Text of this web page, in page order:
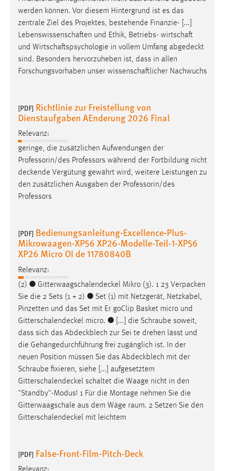
werden können. Vor diesem Hintergrund ist es das
zentrale Ziel des Projektes, bestehende Finanzie- [...]
Lebenswissenschaften und Ethik, Betriebs- wirtschaft
und Wirtschaftspsychologie in vollem Umfang abgedeckt
sind. Besonders hervorzuheben ist, dass in allen
Forschungsvorhaben unser wissenschaftlicher Nachwuchs
[PDF] Richtlinie zur Freistellung von
Dienstaufgaben AEnderung 2026 Final
Relevanz:
geringe, die zusätzlichen Aufwendungen der
Professorin/des Professors während der Fortbildung nicht
deckende Vergütung gewährt wird, weitere Leistungen zu
den zusätzlichen Ausgaben der Professorin/des
Professors
[PDF] Bedienungsanleitung-Excellence-Plus-
Mikrowaagen-XP56 XP26-Modelle-Teil-1-XP56
XP26 Micro OI de 11780840B
Relevanz:
(2) ● Gitterwaagschalendeckel Mikro (3). 1 23 Verpacken
Sie die 2 Sets (1 + 2) ● Set (1) mit Netzgerät, Netzkabel,
Pinzetten und das Set mit Er­ goClip Basket micro und
Gitterschalendeckel micro. ● [...] die Schraube soweit,
dass sich das Abdeckblech zur Sei­ te drehen lässt und
die Gehängedurchführung frei zugänglich ist. In der
neuen Position müssen Sie das Abdeckblech mit der
Schraube fixieren, siehe [...] aufgesetztem
Gitterschalendeckel schaltet die Waage nicht in den
"Standby"-Modus! 1 Für die Montage nehmen Sie die
Gitterwaagschale aus dem Wäge­ raum. 2 Setzen Sie den
Gitterschalendeckel mit leichtem
[PDF] False-Front-Film-Pitch-Deck
fe_user, be_user, be_lastLoginProvider
Dieser Cookie ist notwendig um sich an der Website
einloggen zu können.
Cookie Laufzeit:
STATISTIK
Statistik Cookies erfassen Informationen anonym.
Diese Informationen helfen uns zu verstehen, wie
unsere Besucher unsere Website nutzen.
Matomo
Zweck:
Zugriffsstatistik
Max. 13 Monate
MARKETING
Marketing Cookies werden von Drittanbietern
verwendet, um personalisierte Werbung anzuzeigen.
Sie tun dies, indem sie Besucher über Websites
hinweg verfolgen.
Google Ads
Name:
_gcl_au
Google Ireland Limited